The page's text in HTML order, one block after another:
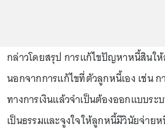
กล่าวโดยสรุป การแก้ไขปัญหาหนี้สินให้
นอกจากการแก้ไขที่ตัวลูกหนี้เอง เช่น
ทางการเงินแล้วจำเป็นต้องออกแบบระ
เป็นธรรมและจูงใจให้ลูกหนี้มีวินัยจ่าย